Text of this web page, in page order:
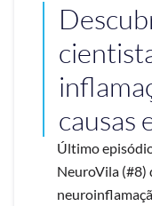
causas
Último
NeuroVila (#8)